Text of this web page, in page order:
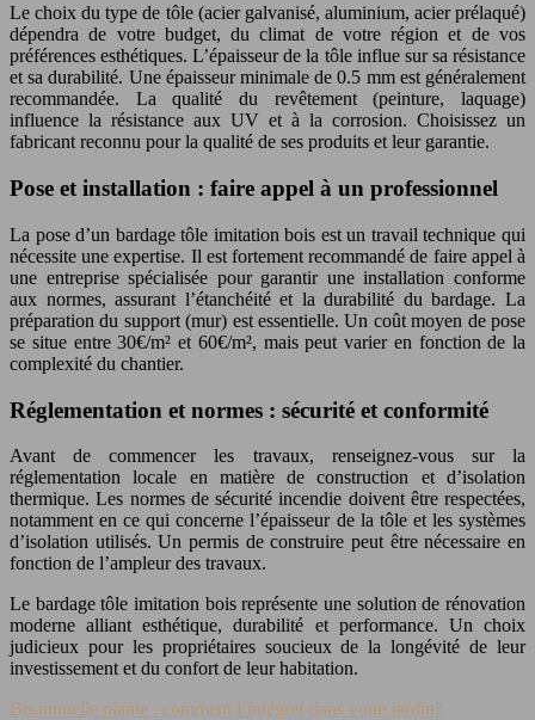
Le choix du type de tôle (acier galvanisé, aluminium, acier prélaqué)
dépendra de votre budget, du climat de votre région et de vos
préférences esthétiques. L’épaisseur de la tôle influe sur sa résistance
et sa durabilité. Une épaisseur minimale de 0.5 mm est généralement
recommandée. La qualité du revêtement (peinture, laquage)
influence la résistance aux UV et à la corrosion. Choisissez un
fabricant reconnu pour la qualité de ses produits et leur garantie.
Pose et installation : faire appel à un professionnel
La pose d’un bardage tôle imitation bois est un travail technique qui
nécessite une expertise. Il est fortement recommandé de faire appel à
une entreprise spécialisée pour garantir une installation conforme
aux normes, assurant l’étanchéité et la durabilité du bardage. La
préparation du support (mur) est essentielle. Un coût moyen de pose
se situe entre 30€/m² et 60€/m², mais peut varier en fonction de la
complexité du chantier.
Réglementation et normes : sécurité et conformité
Avant de commencer les travaux, renseignez-vous sur la
réglementation locale en matière de construction et d’isolation
thermique. Les normes de sécurité incendie doivent être respectées,
notamment en ce qui concerne l’épaisseur de la tôle et les systèmes
d’isolation utilisés. Un permis de construire peut être nécessaire en
fonction de l’ampleur des travaux.
Le bardage tôle imitation bois représente une solution de rénovation
moderne alliant esthétique, durabilité et performance. Un choix
judicieux pour les propriétaires soucieux de la longévité de leur
investissement et du confort de leur habitation.
Bisannuelle plante : comment l’intégrer dans votre jardin?